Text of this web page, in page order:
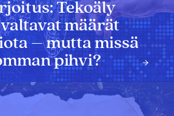
Tekoäly
määrät
– mutta missä
pihvi?